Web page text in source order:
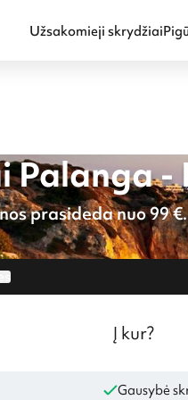
Užsakomieji skrydžiai
Palanga
prasideda nuo 99
Į kur?
Gausybė